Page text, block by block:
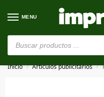
MENU
⚠️ Estamos en
Inicio / Artículos publicitarios /